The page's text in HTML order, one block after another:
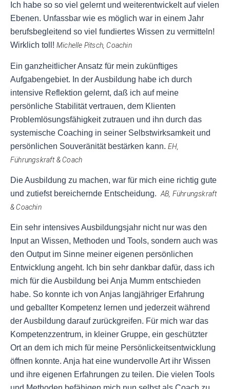
Ich habe so so viel gelernt und weiterentwickelt auf vielen
Ebenen. Unfassbar wie es möglich war in einem Jahr
berufsbegleitend so viel fundiertes Wissen zu vermitteln!
Wirklich toll! Michelle Pitsch, Coachin
Ein ganzheitlicher Ansatz für mein zukünftiges
Aufgabengebiet. In der Ausbildung habe ich durch
intensive Reflektion gelernt, daß ich auf meine
persönliche Stabilität vertrauen, dem Klienten
Problemlösungsfähigkeit zutrauen und ihn durch das
systemische Coaching in seiner Selbstwirksamkeit und
persönlichen Souveränität bestärken kann. EH,
Führungskraft & Coach
Die Ausbildung zu machen, war für mich eine richtig gute
und zutiefst bereichernde Entscheidung. AB, Führungskraft
& Coachin
Ein sehr intensives Ausbildungsjahr nicht nur was den
Input an Wissen, Methoden und Tools, sondern auch was
den Output im Sinne meiner eigenen persönlichen
Entwicklung angeht. Ich bin sehr dankbar dafür, dass ich
mich für die Ausbildung bei Anja Mumm entschieden
habe. So konnte ich von Anjas langjähriger Erfahrung
und geballter Kompetenz lernen und jederzeit während
der Ausbildung darauf zurückgreifen. Für mich war das
Kompetenzzentrum, in kleiner Gruppe, ein geschützter
Ort an dem ich mich für meine Persönlickeitsentwicklung
öffnen konnte. Anja hat eine wundervolle Art ihr Wissen
und ihre eigenen Erfahrungen zu teilen. Die vielen Tools